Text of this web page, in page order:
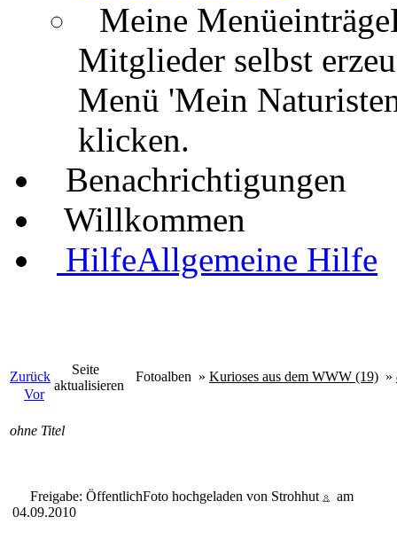
Meine Menüeinträge
Mitglieder selbst
Menü 'Mein
klicken.
Benachrichtigungen
Willkommen
HilfeAllgemeine Hilfe
Zurück
Vor
Seite
aktualisieren
Fotoalben » Kurioses aus dem WWW (19) »
ohne Titel
Freigabe: ÖffentlichFoto hochgeladen von Strohhut
am
04.09.2010